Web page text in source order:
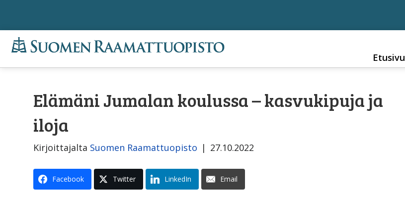
Etusivu
Elämäni Jumalan koulussa – kasvukipuja ja
iloja
Kirjoittajalta Suomen Raamattuopisto | 27.10.2022
Facebook Twitter LinkedIn Email